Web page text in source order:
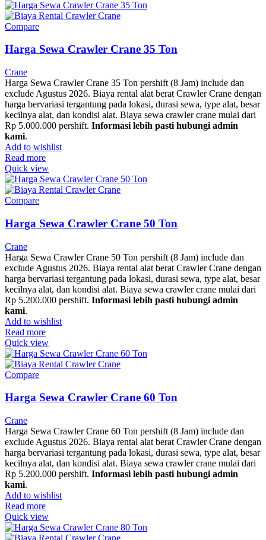
Compare
Harga Sewa Crawler Crane 35 Ton
Crane
Harga Sewa Crawler Crane 35 Ton pershift (8 Jam) include dan
exclude Agustus 2026. Biaya rental alat berat Crawler Crane dengan
harga bervariasi tergantung pada lokasi, durasi sewa, type alat, besar
kecilnya alat, dan kondisi alat. Biaya sewa crawler crane mulai dari
Rp 5.000.000 pershift. Informasi lebih pasti hubungi admin
kami.
Add to wishlist
Read more
Quick view
Compare
Harga Sewa Crawler Crane 50 Ton
Crane
Harga Sewa Crawler Crane 50 Ton pershift (8 Jam) include dan
exclude Agustus 2026. Biaya rental alat berat Crawler Crane dengan
harga bervariasi tergantung pada lokasi, durasi sewa, type alat, besar
kecilnya alat, dan kondisi alat. Biaya sewa crawler crane mulai dari
Rp 5.200.000 pershift. Informasi lebih pasti hubungi admin
kami.
Add to wishlist
Read more
Quick view
Compare
Harga Sewa Crawler Crane 60 Ton
Crane
Harga Sewa Crawler Crane 60 Ton pershift (8 Jam) include dan
exclude Agustus 2026. Biaya rental alat berat Crawler Crane dengan
harga bervariasi tergantung pada lokasi, durasi sewa, type alat, besar
kecilnya alat, dan kondisi alat. Biaya sewa crawler crane mulai dari
Rp 5.200.000 pershift. Informasi lebih pasti hubungi admin
kami.
Add to wishlist
Read more
Quick view